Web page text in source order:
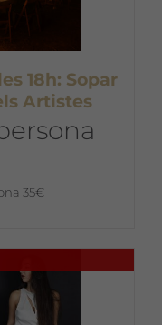
18h: Sopar
Artistes
35€